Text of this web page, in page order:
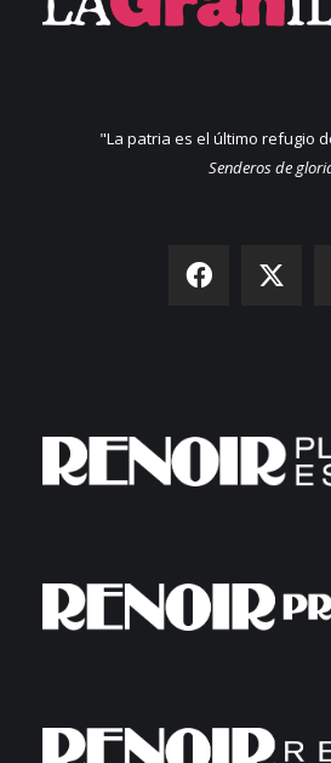
"La patria es el último refugio
Senderos de